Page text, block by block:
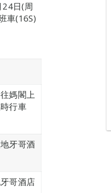
24日(周
車(16S)
媽閣上
行車
牙哥酒
哥酒店